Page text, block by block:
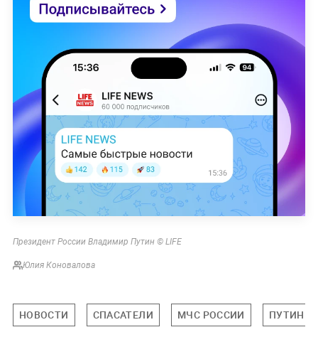
Президент России Владимир Путин © LIFE
Юлия Коновалова
НОВОСТИ СПАСАТЕЛИ МЧС РОССИИ ПУТИН